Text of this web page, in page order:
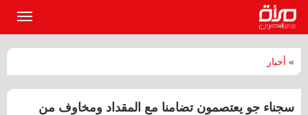
» أخبار
سجناء جو يعتصمون تضامنا مع المقداد ومخاوف من